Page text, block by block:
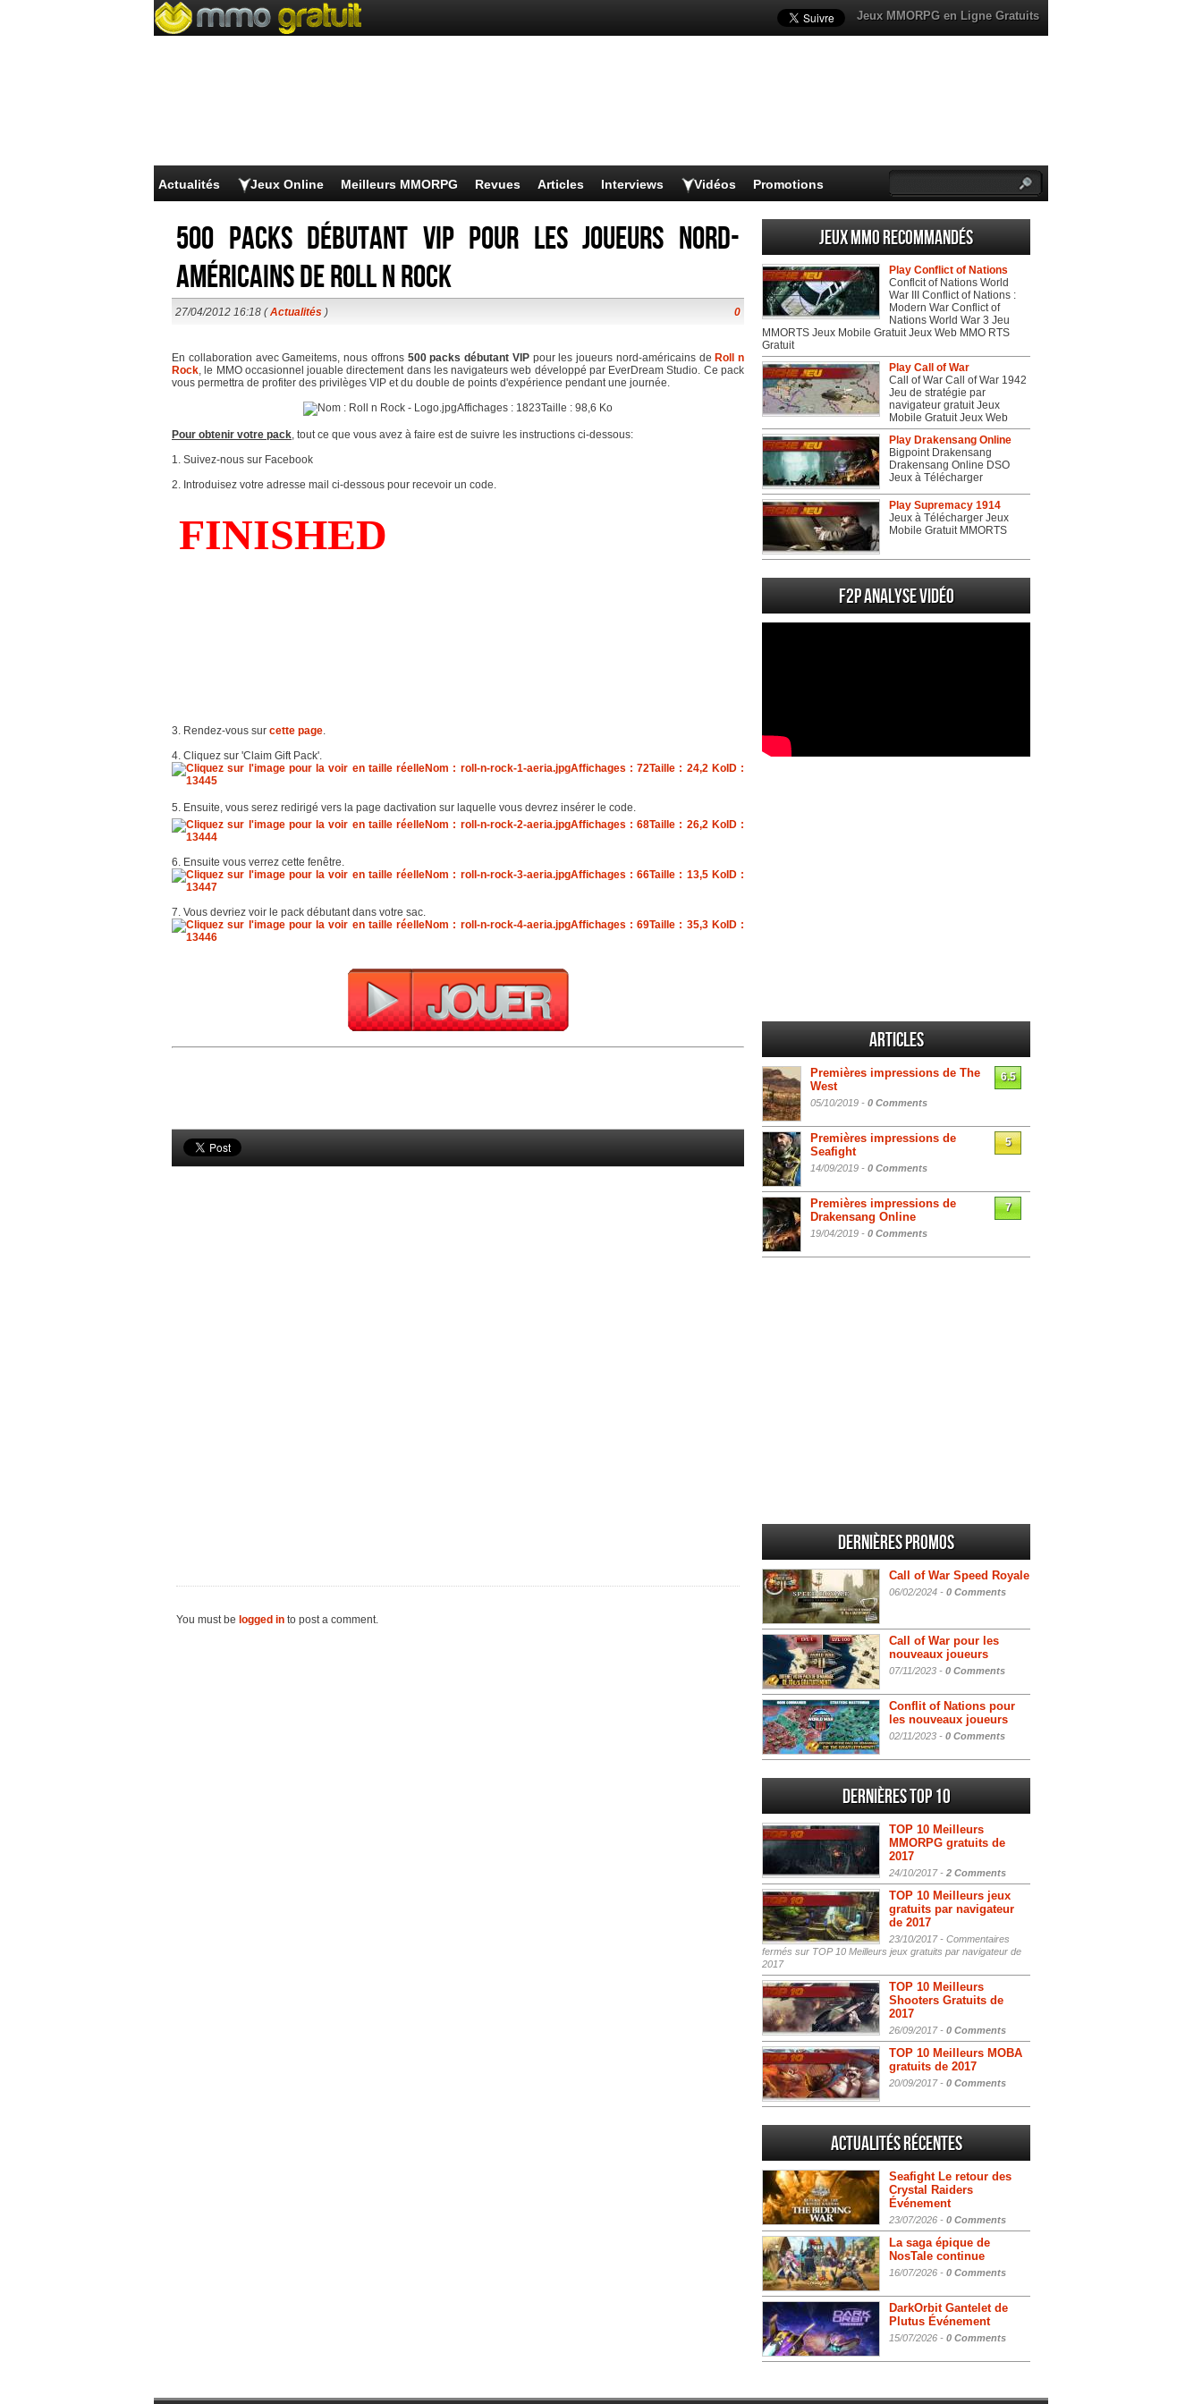
Jeux MMORPG en Ligne Gratuits
Actualités Jeux Online Meilleurs MMORPG Revues Articles Interviews Vidéos Promotions
500 packs débutant VIP pour les joueurs nord-
américains de Roll n Rock
27/04/2012 16:18 (Actualités ) 0
En collaboration avec Gameitems, nous offrons 500 packs débutant VIPpour les joueurs nord-américains de Roll n
Rock, le MMO occasionnel jouable directement dans les navigateurs web développé par EverDream Studio. Ce pack
vous permettra de profiter des privilèges VIP et du double de points d'expérience pendant une journée.
Pour obtenir votre pack, tout ce que vous avez à faire est de suivre les instructions ci-dessous:
1. Suivez-nous sur Facebook
2. Introduisez votre adresse mail ci-dessous pour recevoir un code.
3. Rendez-vous sur cette page.
4. Cliquez sur 'Claim Gift Pack'.
5. Ensuite, vous serez redirigé vers la page dactivation sur laquelle vous devrez insérer le code.
6. Ensuite vous verrez cette fenêtre.
7. Vous devriez voir le pack débutant dans votre sac.
You must be logged in to post a comment.
Jeux MMO recommandés
Play Conflict of Nations
Conflcit of Nations World
War III Conflict of Nations :
Modern War Conflict of
Nations World War 3 Jeu
MMORTS Jeux Mobile Gratuit Jeux Web MMO RTS
Gratuit
Play Call of War
Call of War Call of War 1942
Jeu de stratégie par
navigateur gratuit Jeux
Mobile Gratuit Jeux Web
Play Drakensang Online
Bigpoint Drakensang
Drakensang Online DSO
Jeux à Télécharger
Play Supremacy 1914
Jeux à Télécharger Jeux
Mobile Gratuit MMORTS
F2P Analyse vidéo
Articles
Premières impressions de The
West
05/10/2019 - 0 Comments
6.5
Premières impressions de
Seafight
14/09/2019 - 0 Comments
5
Premières impressions de
Drakensang Online
19/04/2019 - 0 Comments
7
Dernières promos
Call of War Speed Royale
06/02/2024 - 0 Comments
Call of War pour les
nouveaux joueurs
07/11/2023 - 0 Comments
Conflit of Nations pour
les nouveaux joueurs
02/11/2023 - 0 Comments
Dernières Top 10
TOP 10 Meilleurs
MMORPG gratuits de
2017
24/10/2017 - 2 Comments
TOP 10 Meilleurs jeux
gratuits par navigateur
de 2017
23/10/2017 - Commentaires
fermés sur TOP 10 Meilleurs jeux gratuits par navigateur de
2017
TOP 10 Meilleurs
Shooters Gratuits de
2017
26/09/2017 - 0 Comments
TOP 10 Meilleurs MOBA
gratuits de 2017
20/09/2017 - 0 Comments
Actualités Récentes
Seafight Le retour des
Crystal Raiders
Événement
23/07/2026 - 0 Comments
La saga épique de
NosTale continue
16/07/2026 - 0 Comments
DarkOrbit Gantelet de
Plutus Événement
15/07/2026 - 0 Comments